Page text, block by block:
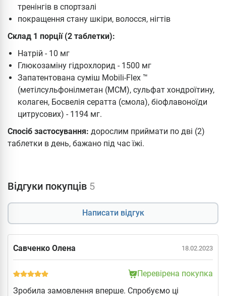
тренінгів в спортзалі
покращення стану шкіри, волосся, нігтів
Склад 1 порції (2 таблетки):
Натрій - 10 мг
Глюкозаміну гідрохлорид - 1500 мг
Запатентована суміш Mobili-Flex ™
(метілсульфонілметан (МСМ), сульфат хондроїтину,
колаген, Босвелія сератта (смола), біофлавоноїди
цитрусових) - 1194 мг.
Спосіб застосування: дорослим приймати по дві (2)
таблетки в день, бажано під час їжі.
Відгуки покупців 5
Написати відгук
Савченко Олена 18.02.2023
Перевірена покупка
Зробила замовлення вперше. Спробуємо ці